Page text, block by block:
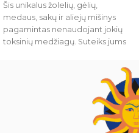
Šis unikalus žolelių, gėlių,
medaus, sakų ir aliejų mišinys
pagamintas nenaudojant jokių
toksinių medžiagų. Suteiks jums
Dėžutėje yra 10-15 smilkalų (15 g.).
: naudoti tik kvapui
išgauti. Laikyti vaikams ir
gyvūnams nepasiekiamoje